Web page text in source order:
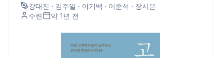
강대진 · 김주일 · 이기백 · 이준석 · 장시은
수련
약 1년 전